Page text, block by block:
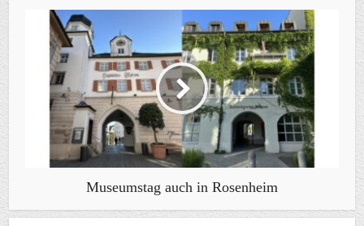
Museumstag auch in Rosenheim